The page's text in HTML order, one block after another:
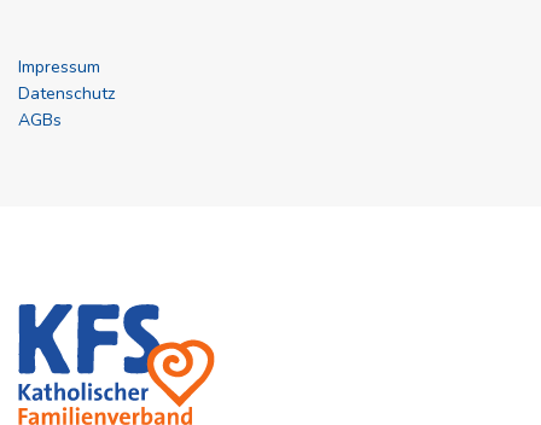
Impressum
Datenschutz
AGBs